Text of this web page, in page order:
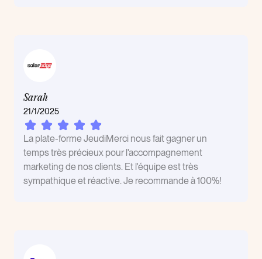
Sarah
21/1/2025
La plate-forme JeudiMerci nous fait gagner un
temps très précieux pour l'accompagnement
marketing de nos clients. Et l'équipe est très
sympathique et réactive. Je recommande à 100%!